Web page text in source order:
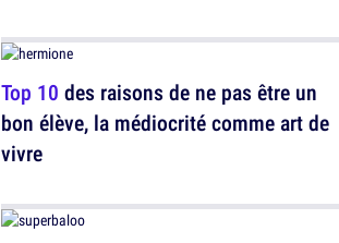
Top 10 des raisons de ne pas être un
bon élève, la médiocrité comme art de
vivre